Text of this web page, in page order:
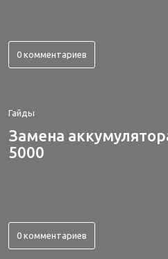
0 комментариев
Гайды
Замена
5000
0 комментариев